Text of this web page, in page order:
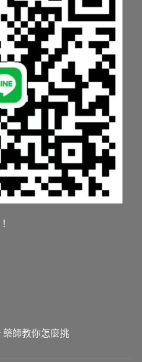
師教你怎麼挑